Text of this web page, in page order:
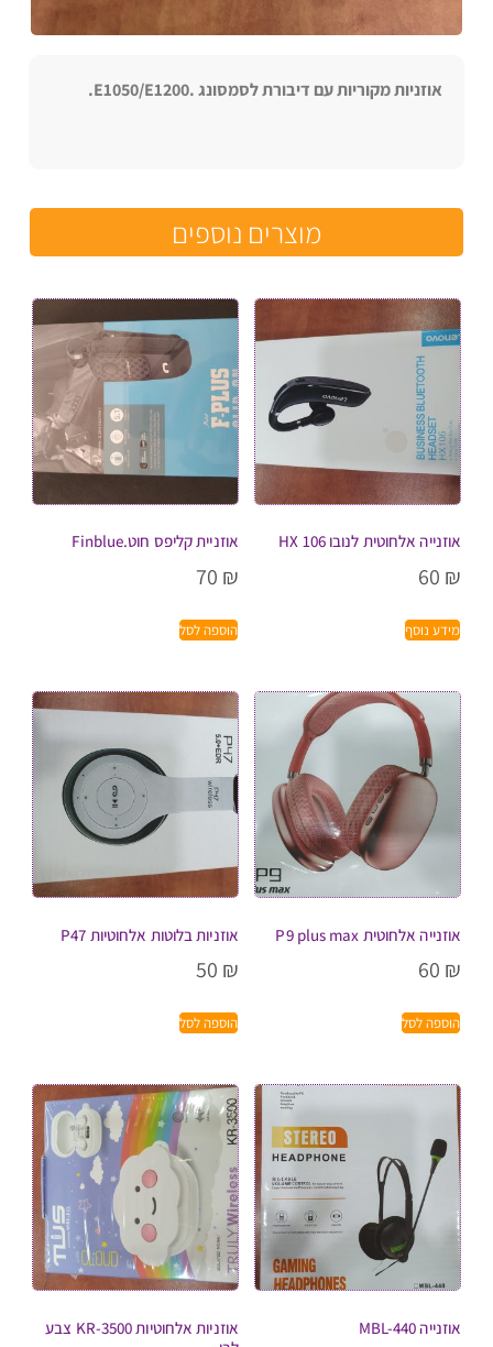
אוזניות מקוריות עם דיבורת לסמסונג .E1050/E1200.
מוצרים נוספים
אוזנייה אלחוטית לנובו HX 106
60 ₪
מידע נוסף
אוזניית קליפס חוט.Finblue
70 ₪
הוספה לסל
אוזנייה אלחוטית P9 plus max
60 ₪
הוספה לסל
אוזניות בלוטות אלחוטיות P47
50 ₪
הוספה לסל
אוזנייה MBL-440
אוזניות אלחוטיות KR-3500 צבע